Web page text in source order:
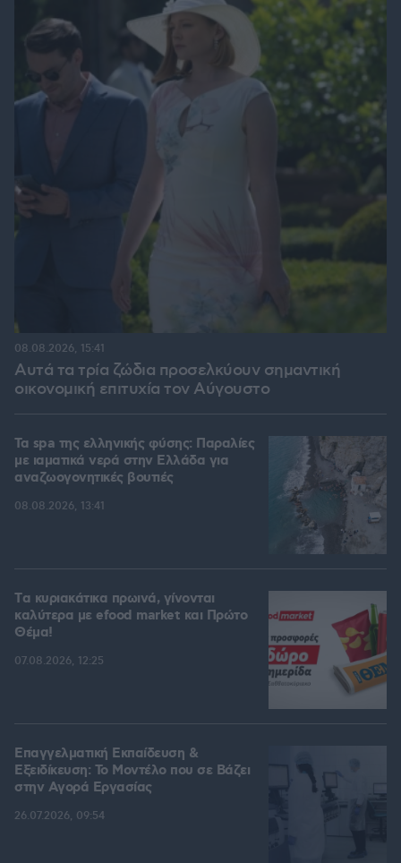
Αυτά τα τρία ζώδια προσελκύουν σημαντική
οικονομική επιτυχία τον Αύγουστο
08.08.2026, 15:41
Τα spa της ελληνικής φύσης: Παραλίες
με ιαματικά νερά στην Ελλάδα για
αναζωογονητικές βουτιές
08.08.2026, 13:41
Tα κυριακάτικα πρωινά, γίνονται
καλύτερα με efood market και Πρώτο
Θέμα!
07.08.2026, 12:25
Επαγγελματική Εκπαίδευση &
Εξειδίκευση: Το Mοντέλο που σε Bάζει
στην Aγορά Eργασίας
26.07.2026, 09:54